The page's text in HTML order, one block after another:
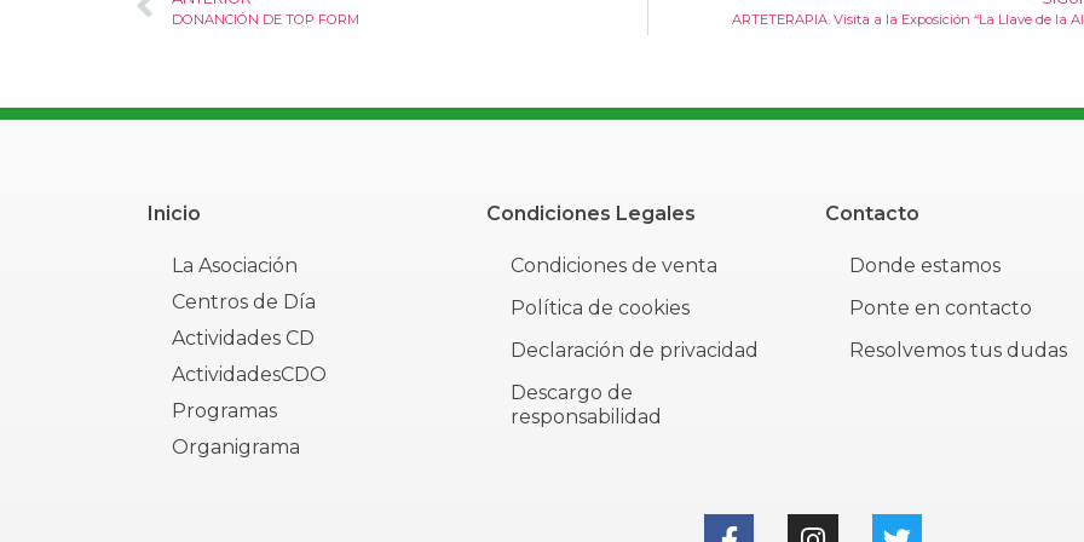
DONANCIÓN DE TOP FORM ARTETERAPIA. Visita a la Exposición “La Llave de la
Inicio
La Asociación
Centros de Día
Actividades CD
ActividadesCDO
Programas
Organigrama
Condiciones Legales
Condiciones de venta
Política de cookies
Declaración de privacidad
Descargo de
responsabilidad
Contacto
Donde estamos
Ponte en contacto
Resolvemos tus dudas